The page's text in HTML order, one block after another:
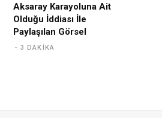
Aksaray Karayoluna Ait
Olduğu İddiası İle
Paylaşılan Görsel
3 DAKIKA